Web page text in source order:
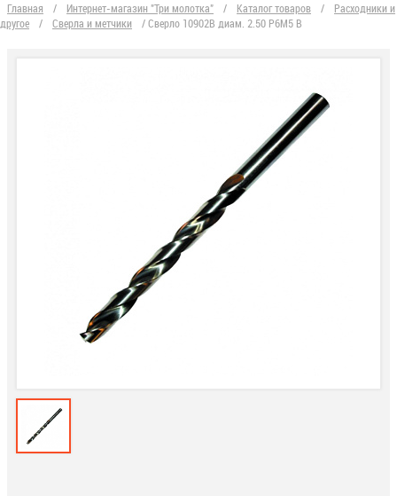
Главная / Интернет-магазин "Три молотка" / Каталог товаров /
Расходники и
другое
/ Сверла и метчики /Сверло 10902В диам. 2.50 Р6М5 В